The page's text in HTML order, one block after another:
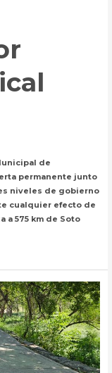
de
permanente junto
niveles de gobierno
cualquier efecto de
a 575 km de Soto